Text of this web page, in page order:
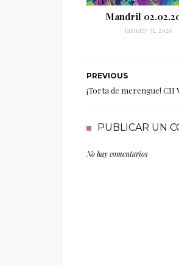
Mandril
January 31, 2020
PREVIOUS
¡Torta de merengue! CH
PUBLICAR UN
No hay comentarios